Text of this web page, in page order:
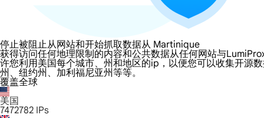
停止被阻止从网站和开始抓取数据从 Martinique
获得访问任何地理限制的内容和公共数据从任何网站与
许您利用美国每个城市、州和地区的ip，以便您可以收集开源
州、纽约州、加利福尼亚州等等。
覆盖全球
美国
7472782 IPs